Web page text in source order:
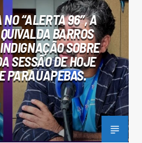
“ALERTA 96”, A
BARROS
SOBRE
SESSÃO DE HOJE
PARAUAPEBAS.